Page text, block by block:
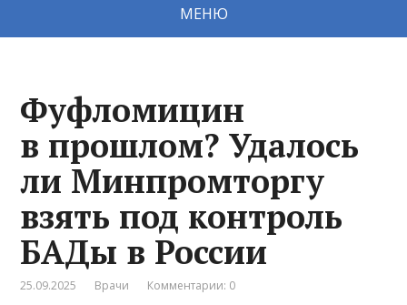
МЕНЮ
Фуфломицин
в прошлом? Удалось
ли Минпромторгу
взять под контроль
БАДы в России
25.09.2025 Врачи Комментарии: 0